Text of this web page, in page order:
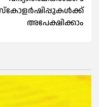
അപേക്ഷിക്കാം